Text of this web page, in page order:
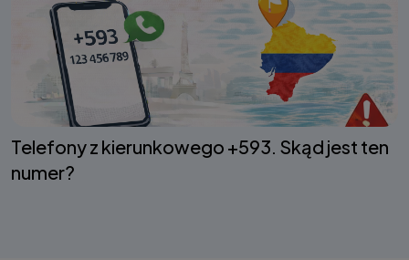
Telefony z kierunkowego +593. Skąd jest ten
numer?